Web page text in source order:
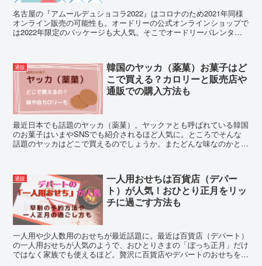
名古屋の『アムールデュショコラ2022』はコロナのため2021年同様
オンライン販売の可能性も。オードリーの公式オンラインショップで
は2022年限定のパッケージも大人気。そこでオードリーバレンタイ
通販
韓国のヤッカ（薬菓）お菓子はど
こで買える？カロリーと販売店や
通販での購入方法も
最近日本でも話題のヤッカ（薬菓）。ヤックァとも呼ばれている韓国
のお菓子はいまやSNSでも紹介されるほど人気に。ところでそんな
話題のヤッカはどこで買えるのでしょうか。またどんな味なのかとか
通販
一人用おせちは百貨店（デパー
ト）が人気！おひとり正月をリッ
チに過ごす方法も
一人用や少人数用のおせちが最近話題に。最近は百貨店（デパート）
の一人用おせちが人気のようで、おひとりさまの「ぼっち正月」だけ
ではなく家族でも使えるほど。贅沢に百貨店やデパートのおせちを用